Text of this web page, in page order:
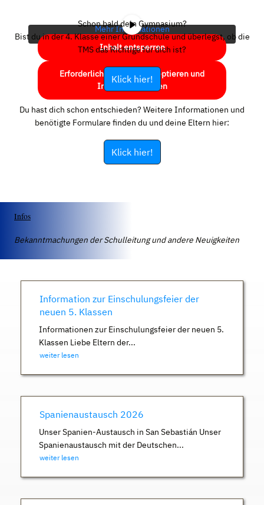
Mehr Informationen
Inhalt entsperren
Erforderlichen Service akzeptieren und
Inhalte entsperren
Schon bald dein Gymnasium?
Bist du in der 4. Klasse einer Grundschule und überlegst, ob die
TMS das Richtige für dich ist?
Klick hier!
Du hast dich schon entschieden? Weitere Informationen und
benötigte Formulare finden du und deine Eltern hier:
Klick hier!
Infos
Bekanntmachungen der Schulleitung und andere Neuigkeiten
Information zur Einschulungsfeier der
neuen 5. Klassen
Informationen zur Einschulungsfeier der neuen 5.
Klassen Liebe Eltern der...
weiter lesen
Spanienaustausch 2026
Unser Spanien-Austausch in San Sebastián Unser
Spanienaustausch mit der Deutschen...
weiter lesen